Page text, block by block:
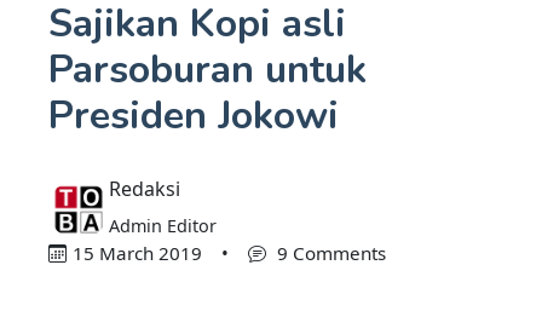
Sajikan Kopi asli
Parsoburan untuk
Presiden Jokowi
Redaksi
Admin Editor
15 March 2019 • 9 Comments